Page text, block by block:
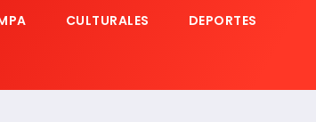
CULTURALES DEPORTES